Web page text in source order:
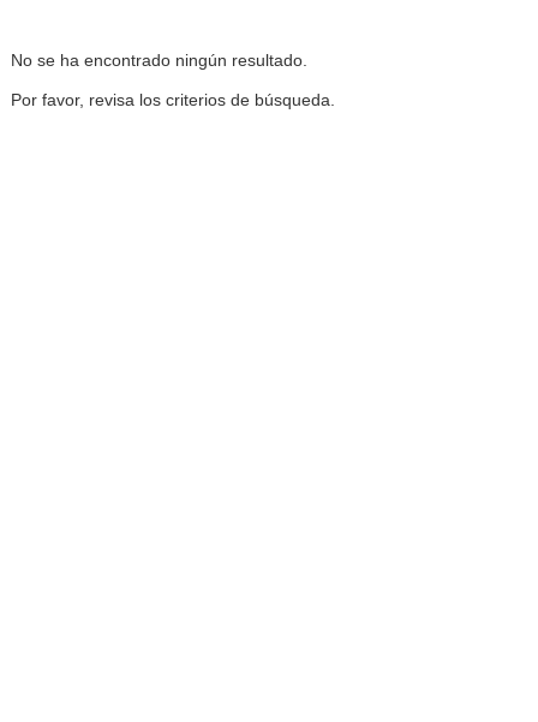
No se ha encontrado ningún resultado.
Por favor, revisa los criterios de búsqueda.